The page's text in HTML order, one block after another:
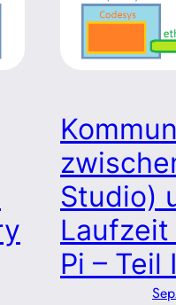
Studio)
Pi – Teil I